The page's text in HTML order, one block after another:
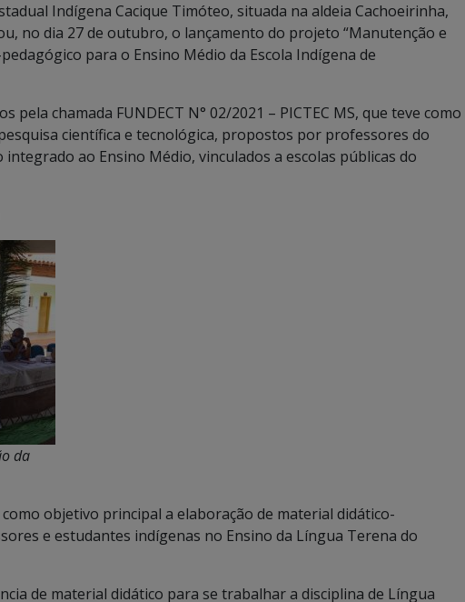
Indígena Cacique Timóteo, situada na aldeia Cachoeirinha,
no dia 27 de outubro, o lançamento do projeto “Manutenção e
para o Ensino Médio da Escola Indígena de
pela chamada FUNDECT N° 02/2021 – PICTEC MS, que teve como
científica e tecnológica, propostos por professores do
ao Ensino Médio, vinculados a escolas públicas do
da
objetivo principal a elaboração de material didático-
e estudantes indígenas no Ensino da Língua Terena do
de material didático para se trabalhar a disciplina de Língua